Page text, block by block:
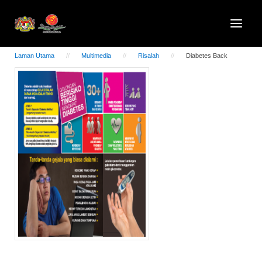
Laman Utama Multimedia Risalah Diabetes Back